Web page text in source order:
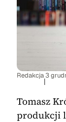
Redakcja
|
3
Tomasz
produkcji